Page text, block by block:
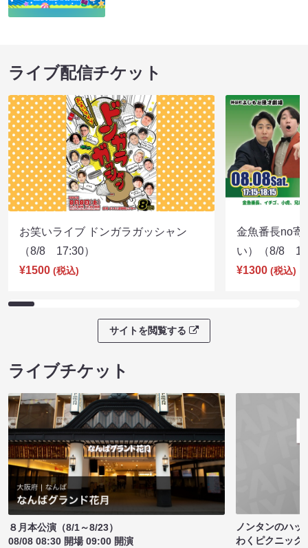
ライブ配信チケット
お笑いライブ ドンガラガッシャン
（8/8 17:30）
¥1500 (税込)
金魚番長no寄
い）（8/8
¥1300 (税込)
サイトを閲覧する
ライブチケット
８月本公演（8/1～8/23）
08/08 08:30 開場 09:00 開演
ノンタンのハッ
わくピクニック